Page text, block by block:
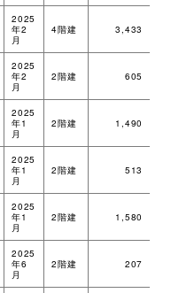
2025
年2
月
4階建 3,433
2025
年2
月
2階建 605
2025
年1
月
2階建 1,490
2025
年1
月
2階建 513
2025
年1
月
2階建 1,580
2025
年6
月
2階建 207